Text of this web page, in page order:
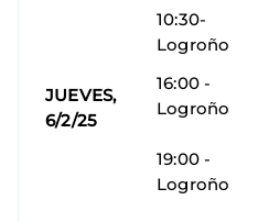
JUEVES,
6/2/25
10:30-
Logroño
16:00 -
Logroño
19:00 -
Logroño